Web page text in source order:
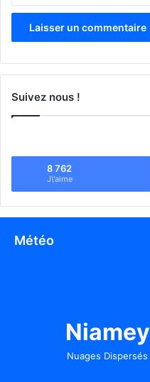
Suivez nous !
8 762
J\'aime
Météo
Niamey
Nuages Dispersés